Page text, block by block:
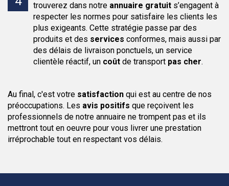
trouverez dans notre annuaire gratuit s’engagent à
respecter les normes pour satisfaire les clients les
plus exigeants. Cette stratégie passe par des
produits et des services conformes, mais aussi par
des délais de livraison ponctuels, un service
clientèle réactif, un coût de transport pas cher.
Au final, c'est votre satisfaction qui est au centre de nos
préoccupations. Les avis positifs que reçoivent les
professionnels de notre annuaire ne trompent pas et ils
mettront tout en oeuvre pour vous livrer une prestation
irréprochable tout en respectant vos délais.